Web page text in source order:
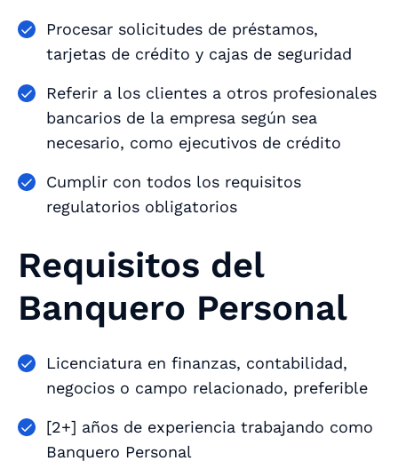
Procesar solicitudes de préstamos,
tarjetas de crédito y cajas de seguridad
Referir a los clientes a otros profesionales
bancarios de la empresa según sea
necesario, como ejecutivos de crédito
Cumplir con todos los requisitos
regulatorios obligatorios
Requisitos del
Banquero Personal
Licenciatura en finanzas, contabilidad,
negocios o campo relacionado, preferible
[2+] años de experiencia trabajando como
Banquero Personal